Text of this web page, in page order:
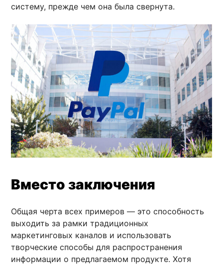
систему, прежде чем она была свернута.
Вместо заключения
Общая черта всех примеров — это способность
выходить за рамки традиционных
маркетинговых каналов и использовать
творческие способы для распространения
информации о предлагаемом продукте. Хотя